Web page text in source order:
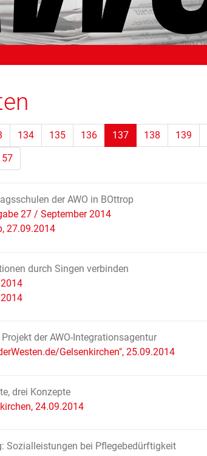
134 135 136 137(Standort)
138 139
der AWO in BOttrop
27 / September 2014
27.09.2014
durch Singen verbinden
der AWO-Integrationsagentur
Gelsenkirchen", 25.09.2014
drei Konzepte
24.09.2014
Sozialleistungen bei Pflegebedürftigkeit